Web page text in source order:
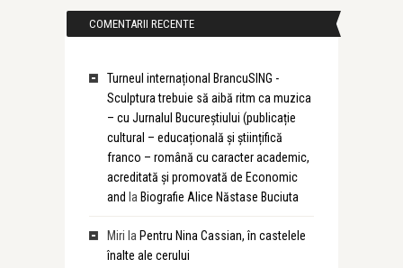
COMENTARII RECENTE
Turneul internațional BrancuSING -
Sculptura trebuie să aibă ritm ca muzica
– cu Jurnalul Bucureștiului (publicație
cultural – educațională și științifică
franco – română cu caracter academic,
acreditată și promovată de Economic
and la Biografie Alice Năstase Buciuta
Miri la Pentru Nina Cassian, în castelele
înalte ale cerului